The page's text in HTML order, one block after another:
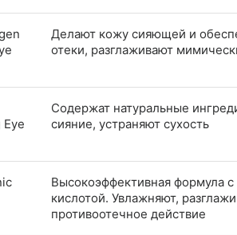
Делают кожу сияющей и
отеки, разглаживают
Содержат натуральные
сияние, устраняют сухость
Высокоэффективная формула
кислотой. Увлажняют,
противоотечное действие